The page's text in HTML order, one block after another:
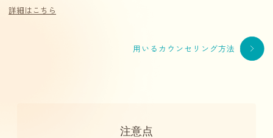
詳細はこちら
用いるカウンセリング方法
注意点